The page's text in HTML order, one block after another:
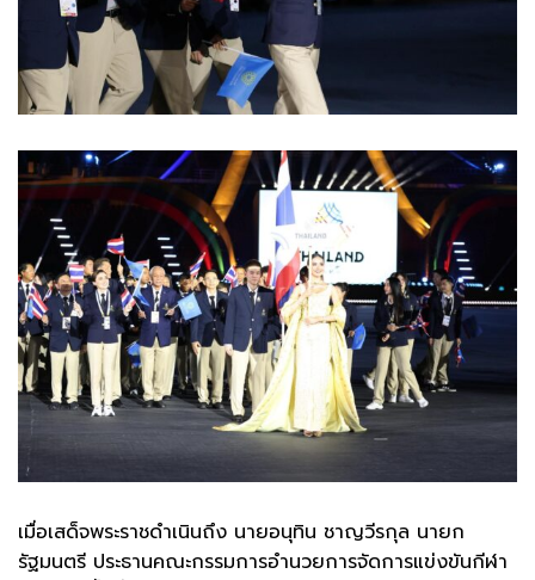
เมื่อเสด็จพระราชดำเนินถึง นายอนุทิน ชาญวีรกุล นายก
รัฐมนตรี ประธานคณะกรรมการอำนวยการจัดการแข่งขันกีฬา